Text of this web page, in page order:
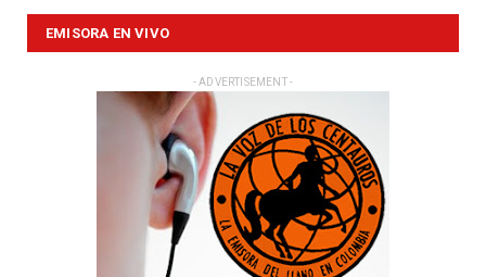
EMISORA EN VIVO
- ADVERTISEMENT -